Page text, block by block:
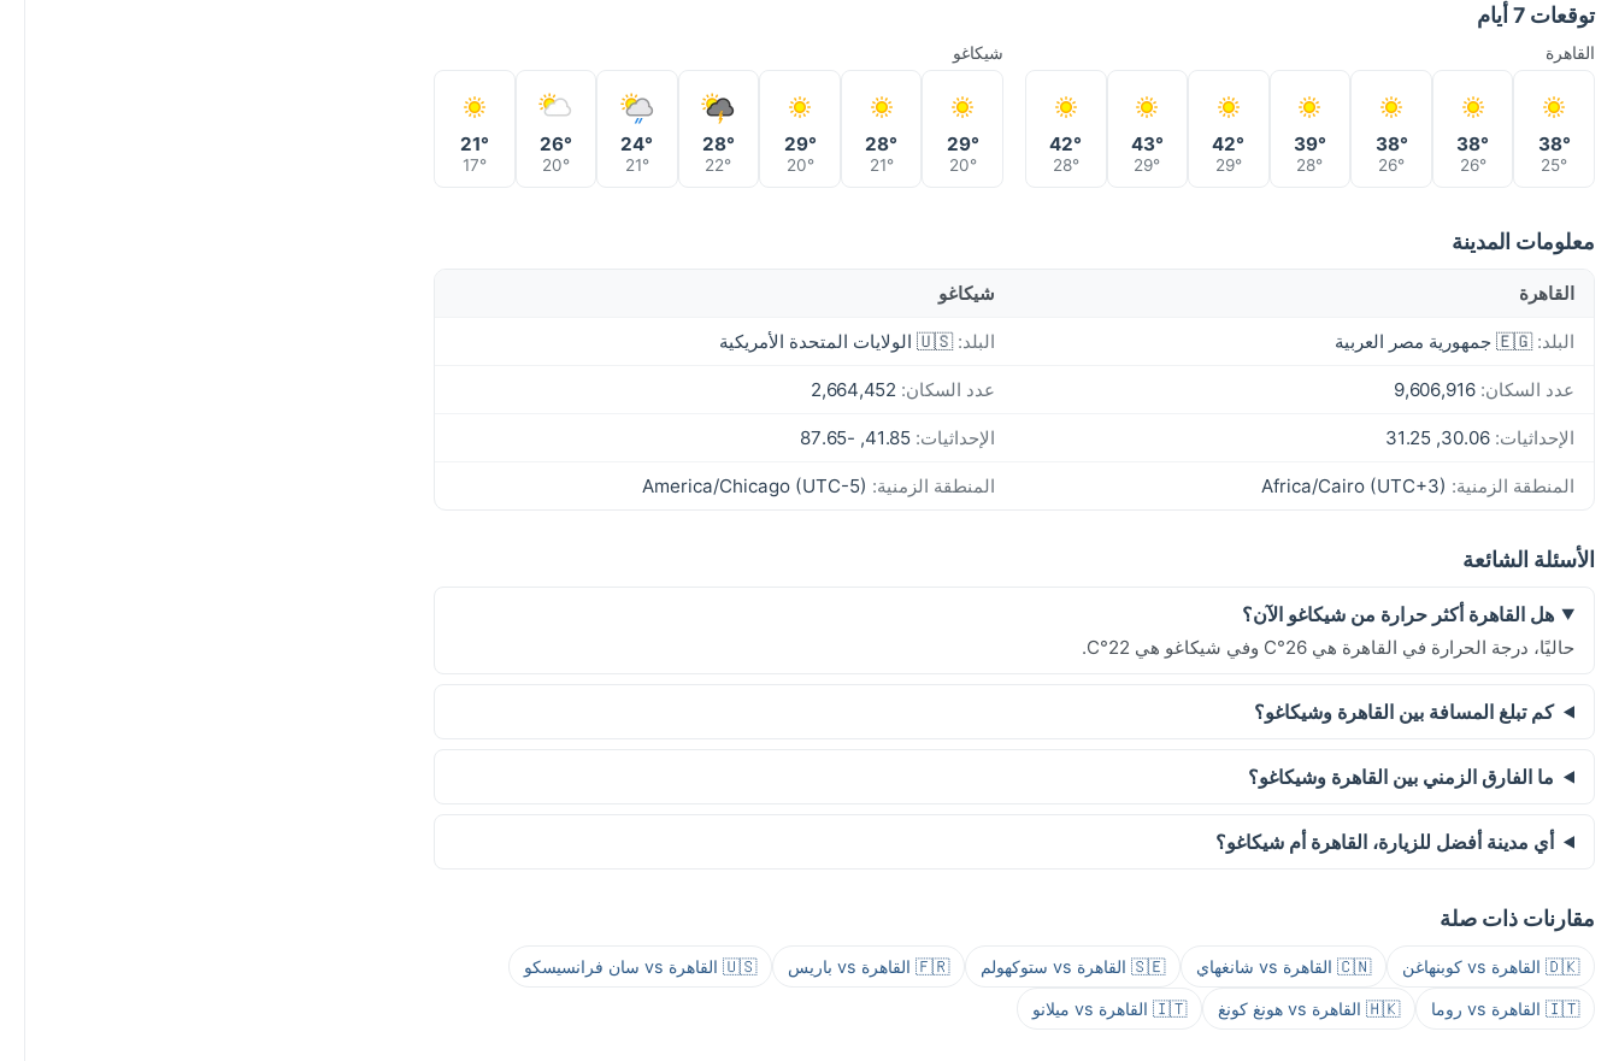
توقعات 7 أيام
القاهرة
38°
25°
38°
26°
38°
26°
39°
28°
42°
29°
43°
29°
42°
28°
شيكاغو
29°
20°
28°
21°
29°
20°
28°
22°
24°
21°
26°
20°
21°
17°
معلومات المدينة
القاهرة شيكاغو
البلد: 🇪🇬 جمهورية مصر العربية البلد: 🇺🇸 الولايات المتحدة الأمريكية
عدد السكان: عدد السكان:
الإحداثيات: الإحداثيات:
المنطقة الزمنية: المنطقة الزمنية:
الأسئلة الشائعة
هل القاهرة أكثر حرارة من شيكاغو الآن؟
حاليًا، درجة الحرارة في القاهرة هي 26°C وفي شيكاغو هي 22°C.
كم تبلغ المسافة بين القاهرة وشيكاغو؟
ما الفارق الزمني بين القاهرة وشيكاغو؟
أي مدينة أفضل للزيارة، القاهرة أم شيكاغو؟
مقارنات ذات صلة
🇩🇰 القاهرة vs كوبنهاغن 🇨🇳 القاهرة vs شانغهاي 🇸🇪 القاهرة vs ستوكهولم 🇫🇷 القاهرة vs باريس 🇺🇸 القاهرة vs سان فرانسيسكو
🇮🇹 القاهرة vs روما 🇭🇰 القاهرة vs هونغ كونغ 🇮🇹 القاهرة vs ميلانو